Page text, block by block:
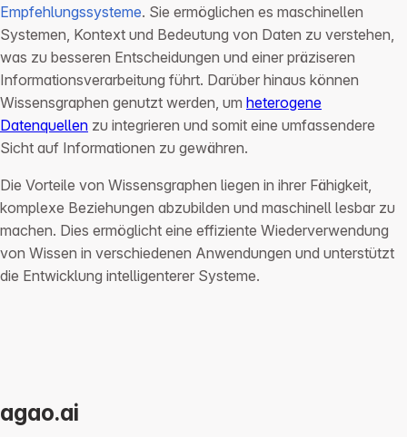
Empfehlungssysteme. Sie ermöglichen es maschinellen
Systemen, Kontext und Bedeutung von Daten zu verstehen,
was zu besseren Entscheidungen und einer präziseren
Informationsverarbeitung führt. Darüber hinaus können
Wissensgraphen genutzt werden, um heterogene
Datenquellen zu integrieren und somit eine umfassendere
Sicht auf Informationen zu gewähren.
Die Vorteile von Wissensgraphen liegen in ihrer Fähigkeit,
komplexe Beziehungen abzubilden und maschinell lesbar zu
machen. Dies ermöglicht eine effiziente Wiederverwendung
von Wissen in verschiedenen Anwendungen und unterstützt
die Entwicklung intelligenterer Systeme.
agao.ai